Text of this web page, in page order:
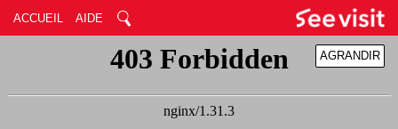
ACCUEIL AIDE
RÉDUIRE
AGRANDIR